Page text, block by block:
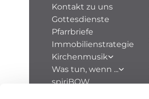
Kontakt zu uns
Gottesdienste
Pfarrbriefe
Immobilienstrategie
Kirchenmusik
Was tun, wenn ...
spiriBOW